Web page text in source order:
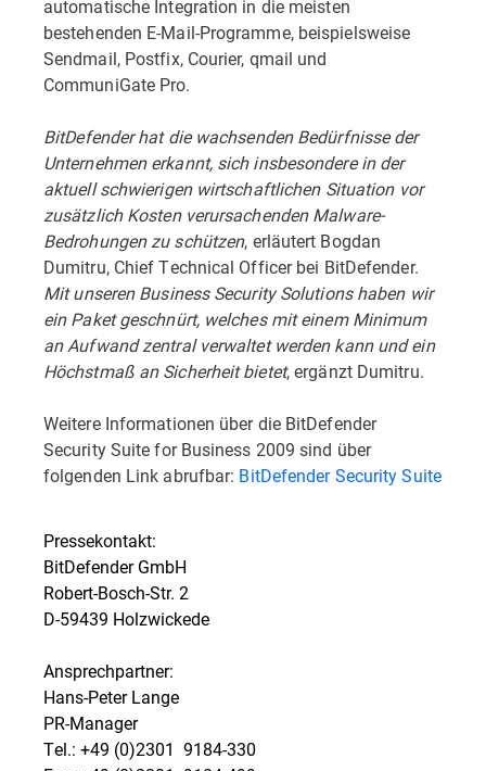
automatische Integration in die meisten
bestehenden E-Mail-Programme, beispielsweise
Sendmail, Postfix, Courier, qmail und
CommuniGate Pro.
BitDefender hat die wachsenden Bedürfnisse der
Unternehmen erkannt, sich insbesondere in der
aktuell schwierigen wirtschaftlichen Situation vor
zusätzlich Kosten verursachenden Malware-
Bedrohungen zu schützen, erläutert Bogdan
Dumitru, Chief Technical Officer bei BitDefender.
Mit unseren Business Security Solutions haben wir
ein Paket geschnürt, welches mit einem Minimum
an Aufwand zentral verwaltet werden kann und ein
Höchstmaß an Sicherheit bietet, ergänzt Dumitru.
Weitere Informationen über die BitDefender
Security Suite for Business 2009 sind über
folgenden Link abrufbar: BitDefender Security Suite
Pressekontakt:
BitDefender GmbH
Robert-Bosch-Str. 2
D-59439 Holzwickede
Ansprechpartner:
Hans-Peter Lange
PR-Manager
Tel.: +49 (0)2301  9184-330